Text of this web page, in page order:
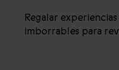
Regalar
imborrables para